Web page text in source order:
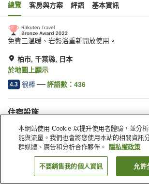
總覽 客房與方案 評語 基本資訊
免費三溫暖、岩盤浴重新開放使用。
柏市, 千葉縣, 日本
於地圖上顯示
4.3 很棒 評語數： 436
住宿設施
停車場
岩盤浴
三溫暖
休息室
日本 千葉縣 柏市 柏櫻花天空飯
找客房
本網站使用 Cookie 以提升使用者體驗，並分
能與流量。我們也會將您使用本站的相關資訊
群媒體、廣告和分析合作夥伴。
隱私權政策
不要銷售我的個人資訊 允許